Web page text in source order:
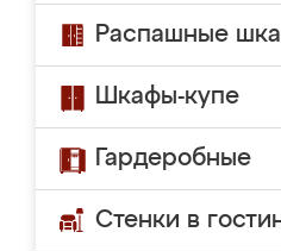
Распашные
Шкафы-купе
Гардеробные
Стенки в